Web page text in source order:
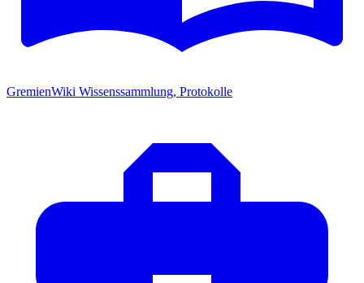
GremienWiki Wissenssammlung, Protokolle